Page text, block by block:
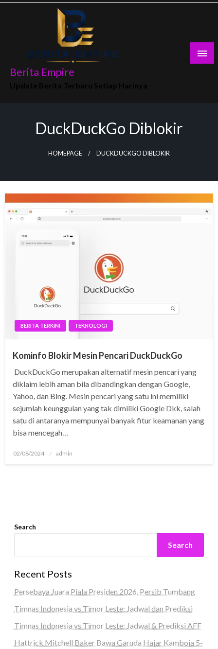
Skip
Berita Empire
DuckDuckGo Diblokir
HOMEPAGE DUCKDUCKGO DIBLOKIR
BERITA TERKINI TEKNOLOGI
Kominfo Blokir Mesin Pencari DuckDuckGo
DuckDuckGo merupakan alternatif mesin pencari yang
diklaim lebih aman bila dibandingkan dengan Google,
Yahoo, dan Bing. Mesin pencari yang satu ini memiliki
sejumlah keunggulan yang tak dimiliki Google Dkk, salah
satu di antaranya mempunyai banyak fitur keamanan yang
bisa mencegah…
Posted
02/08/2024 admin
Search
Search
Recent Posts
Persebaya Juara Piala Presiden 2026, Persib Tumbang
Timnas Indonesia vs Timor Leste: Jadwal dan Prediksi
Timnas Indonesia vs Timor Leste: Jadwal & Prediksi AFF
Hattrick Mitchell Baker Bawa Garuda Hajar Kamboja 5-